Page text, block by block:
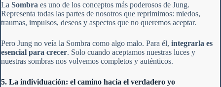
La Sombra es uno de los conceptos más poderosos de Jung.
Representa todas las partes de nosotros que reprimimos: miedos,
traumas, impulsos, deseos y aspectos que no queremos aceptar.
Pero Jung no veía la Sombra como algo malo. Para él, integrarla es
esencial para crecer. Solo cuando aceptamos nuestras luces y
nuestras sombras nos volvemos completos y auténticos.
5. La individuación: el camino hacia el verdadero yo